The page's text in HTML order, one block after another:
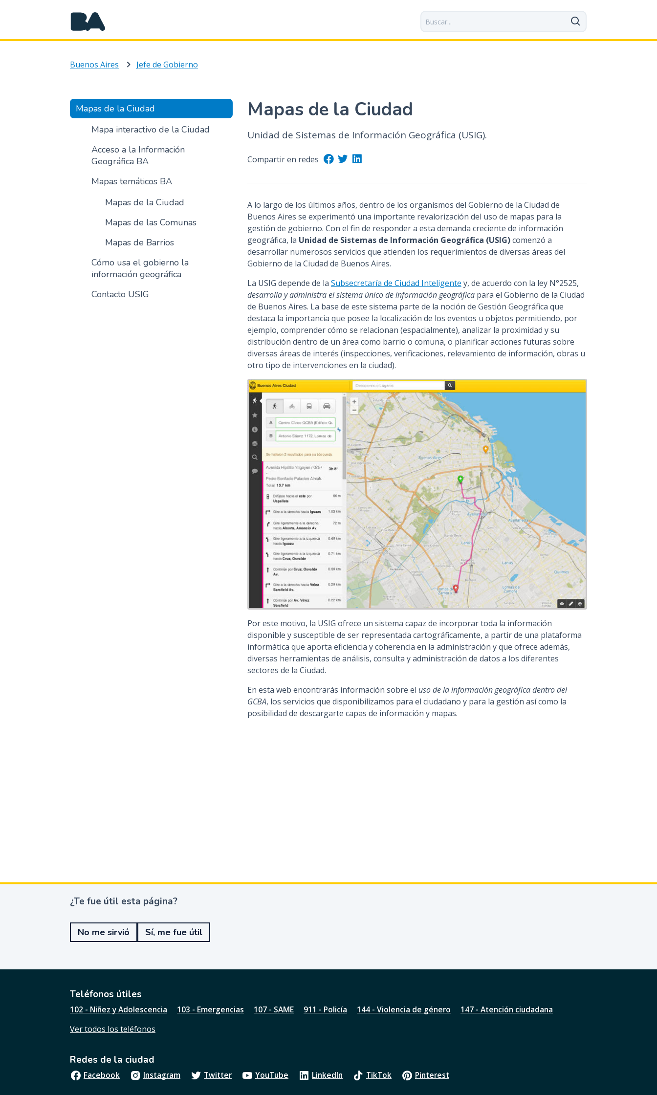
a
e
i
o
r
i
n
c
i
p
Buenos Aires Jefe de Gobierno
Mapas de la Ciudad
Mapa interactivo de la Ciudad
Acceso a la Información
Geográfica BA
Mapas temáticos BA
Mapas de la Ciudad
Mapas de las Comunas
Mapas de Barrios
Cómo usa el gobierno la
información geográfica
Contacto USIG
Mapas de la Ciudad
Unidad de Sistemas de Información Geográfica (USIG).
Compartir en redes
A lo largo de los últimos años, dentro de los organismos del Gobierno de la Ciudad de
Buenos Aires se experimentó una importante revalorización del uso de mapas para la
gestión de gobierno. Con el fin de responder a esta demanda creciente de información
geográfica, la Unidad de Sistemas de Información Geográfica (USIG)comenzó a
desarrollar numerosos servicios que atienden los requerimientos de diversas áreas del
Gobierno de la Ciudad de Buenos Aires.
La USIG depende de la Subsecretaría de Ciudad Inteligente y, de acuerdo con la ley N°2525,
desarrolla y administra el sistema único de información geográficapara el Gobierno de la Ciudad
de Buenos Aires. La base de este sistema parte de la noción de Gestión Geográfica que
destaca la importancia que posee la localización de los eventos u objetos permitiendo, por
ejemplo, comprender cómo se relacionan (espacialmente), analizar la proximidad y su
distribución dentro de un área como barrio o comuna, o planificar acciones futuras sobre
diversas áreas de interés (inspecciones, verificaciones, relevamiento de información, obras u
otro tipo de intervenciones en la ciudad).
Por este motivo, la USIG ofrece un sistema capaz de incorporar toda la información
disponible y susceptible de ser representada cartográficamente, a partir de una plataforma
informática que aporta eficiencia y coherencia en la administración y que ofrece además,
diversas herramientas de análisis, consulta y administración de datos a los diferentes
sectores de la Ciudad.
En esta web encontrarás información sobre el uso de la información geográfica dentro del
GCBA, los servicios que disponibilizamos para el ciudadano y para la gestión así como la
posibilidad de descargarte capas de información y mapas.
¿
e
u
t
l
s
a
g
i
n
¿Te fue útil esta página?
No me sirvió Sí, me fue útil
Teléfonos útiles
102 - Niñez y Adolescencia 103 - Emergencias 107 - SAME 911 - Policía 144 - Violencia de género
147 - Atención ciudadana
Ver todos los teléfonos
Redes de la ciudad
Facebook Instagram Twitter YouTube LinkedIn TikTok Pinterest